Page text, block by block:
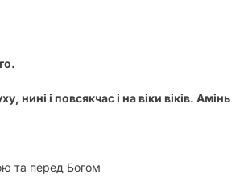
нині і повсякчас і на віки віків. Амінь
та перед Богом